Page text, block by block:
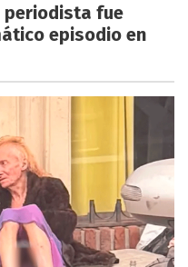
periodista fue
episodio en